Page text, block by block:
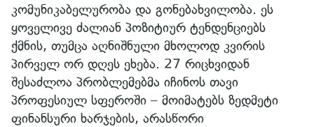
კომუნიკაბელურობა და გონებახვილობა. ეს
ყოველივე ძალიან პოზიტიურ ტენდენციებს
ქმნის, თუმცა აღნიშნული მხოლოდ კვირის
პირველ ორ დღეს ეხება. 27 რიცხვიდან
შესაძლოა პრობლემებმა იჩინოს თავი
პროფესიულ სფეროში – მოიმატებს ზედმეტი
ფინანსური ხარჯების, არასწორი